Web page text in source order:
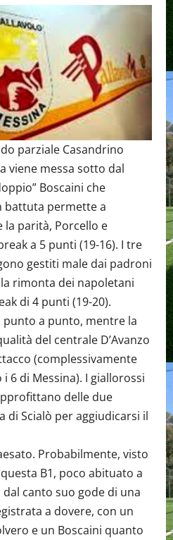
parziale Casandrino
viene messa sotto dal
Boscaini che
battuta permette a
la parità, Porcello e
a 5 punti (19-16). I tre
gestiti male dai padroni
rimonta dei napoletani
di 4 punti (19-20).
punto a punto, mentre la
del centrale D’Avanzo
(complessivamente
6 di Messina). I giallorossi
delle due
di Scialò per aggiudicarsi il
Probabilmente, visto
B1, poco abituato a
canto suo gode di una
a dovere, con un
e un Boscaini quanto